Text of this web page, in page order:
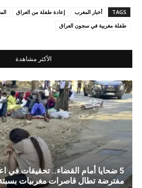
TAGS أخبار المغرب إعادة طفلة من العراق
طفلة مغربية في سجون العراق
الأكثر مشاهدة
5 ضحايا أمام القضاء.. تحقيقات في
مفترضة تطال قاصرات مغربيات